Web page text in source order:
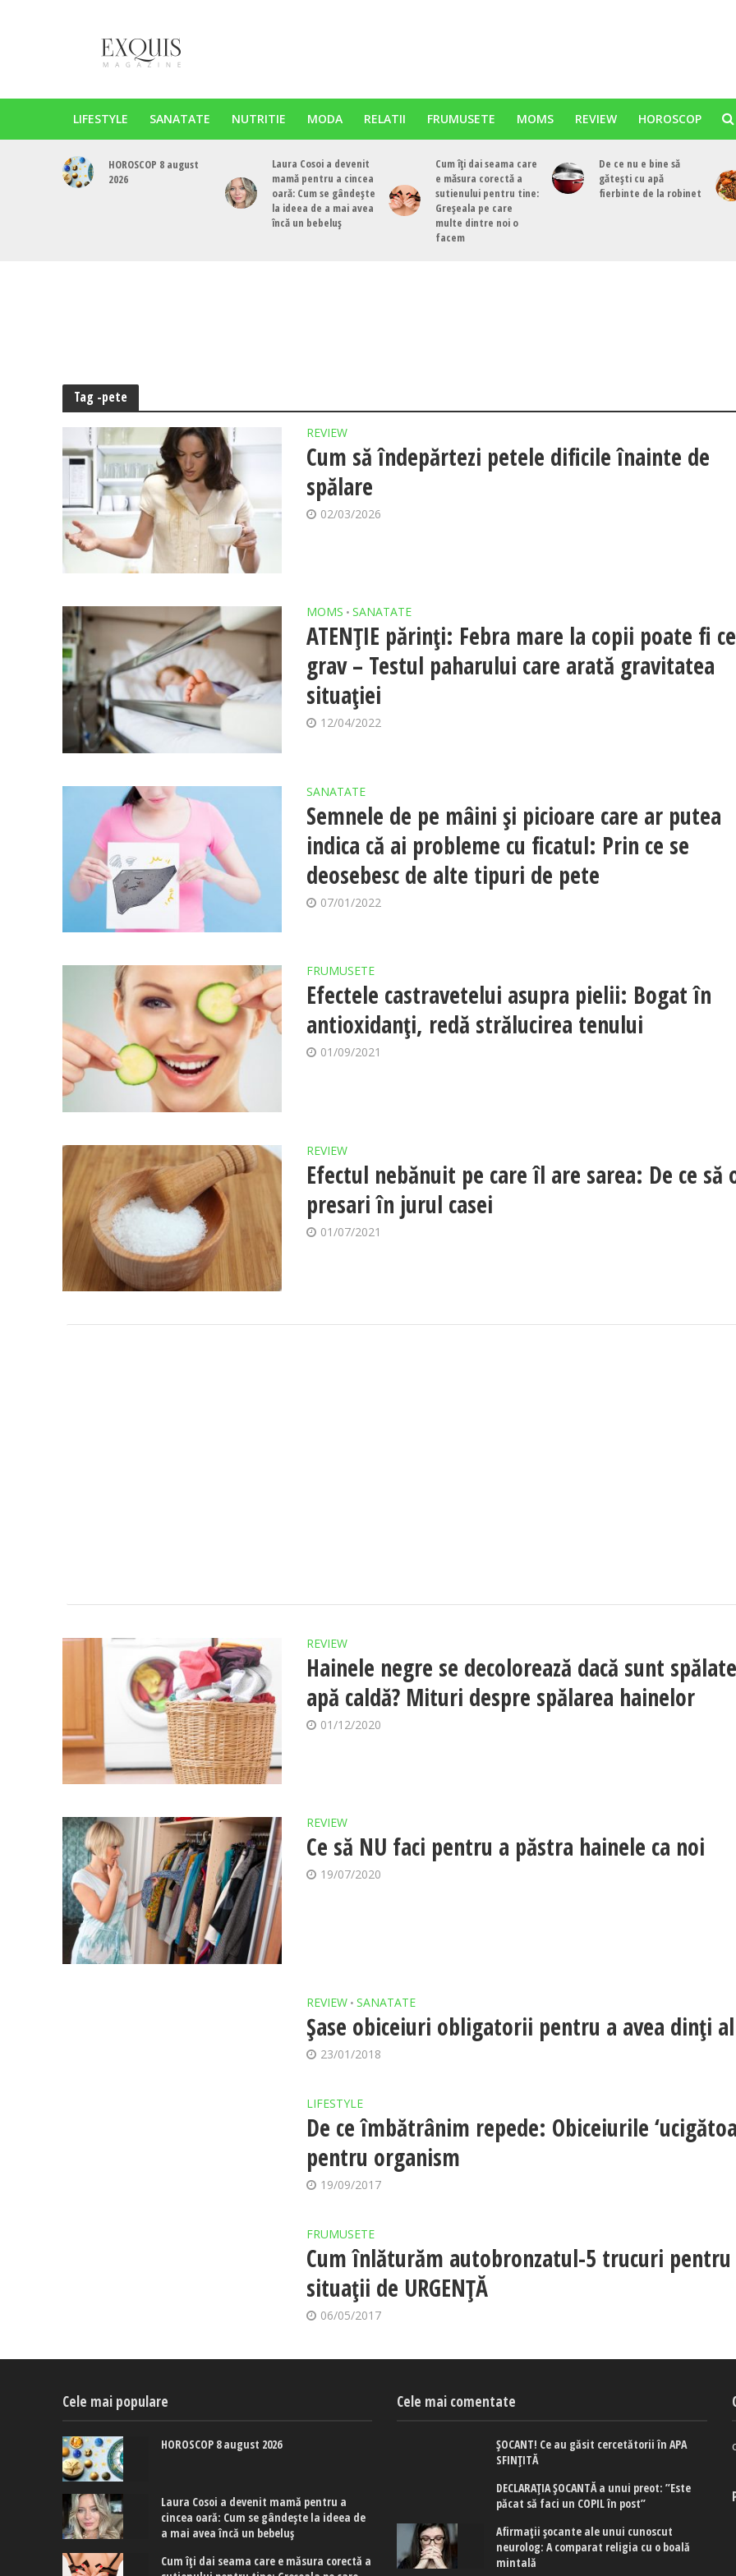
LIFESTYLE SANATATE NUTRITIE MODA RELATII FRUMUSETE MOMS REVIEW HOROSCOP
HOROSCOP 8 august
2026
Laura Cosoi a devenit
mamă pentru a cincea
oară: Cum se gândește
la ideea de a mai avea
încă un bebeluș
Cum îți dai seama care
e măsura corectă a
sutienului pentru tine:
Greșeala pe care
multe dintre noi o
facem
De ce nu e bine să
gătești cu apă
fierbinte de la robinet
Tag -pete
REVIEW
Cum să îndepărtezi petele dificile înainte de
spălare
02/03/2026
MOMS • SANATATE
ATENȚIE părinți: Febra mare la copii poate fi
grav – Testul paharului care arată gravitatea
situației
12/04/2022
SANATATE
Semnele de pe mâini și picioare care ar putea
indica că ai probleme cu ficatul: Prin ce se
deosebesc de alte tipuri de pete
07/01/2022
FRUMUSETE
Efectele castravetelui asupra pielii: Bogat în
antioxidanți, redă strălucirea tenului
01/09/2021
REVIEW
Efectul nebănuit pe care îl are sarea: De ce să
presari în jurul casei
01/07/2021
REVIEW
Hainele negre se decolorează dacă sunt
apă caldă? Mituri despre spălarea hainelor
01/12/2020
REVIEW
Ce să NU faci pentru a păstra hainele ca noi
19/07/2020
REVIEW • SANATATE
Șase obiceiuri obligatorii pentru a avea dinți
23/01/2018
LIFESTYLE
De ce îmbătrânim repede: Obiceiurile
pentru organism
19/09/2017
FRUMUSETE
Cum înlăturăm autobronzatul-5 trucuri pentru
situații de URGENȚĂ
06/05/2017
Cele mai populare
HOROSCOP 8 august 2026
Laura Cosoi a devenit mamă pentru a
cincea oară: Cum se gândește la ideea de
a mai avea încă un bebeluș
Cum îți dai seama care e măsura corectă a
Cele mai comentate
ȘOCANT! Ce au găsit cercetătorii în APA
SFINȚITĂ
DECLARAȚIA ȘOCANTĂ a unui preot: ”Este
păcat să faci un COPIL în post”
Afirmaţii şocante ale unui cunoscut
neurolog: A comparat religia cu o boală
mintală